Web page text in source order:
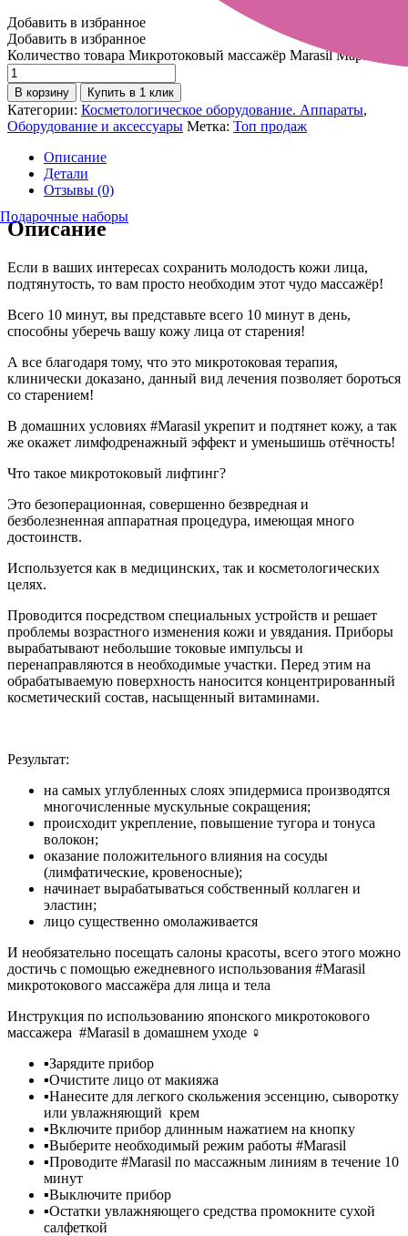
Подарочные наборы
Добавить в избранное
Добавить в избранное
Количество товара Микротоковый массажёр Marasil Марасил
В корзину Купить в 1 клик
Категории: Косметологическое оборудование. Аппараты,
Оборудование и аксессуары Метка: Топ продаж
Описание
Детали
Отзывы (0)
Описание
Если в ваших интересах сохранить молодость кожи лица,
подтянутость, то вам просто необходим этот чудо массажёр!
Всего 10 минут, вы представьте всего 10 минут в день,
способны уберечь вашу кожу лица от старения!
А все благодаря тому, что это микротоковая терапия,
клинически доказано, данный вид лечения позволяет бороться
со старением!
В домашних условиях #Marasil укрепит и подтянет кожу, а так
же окажет лимфодренажный эффект и уменьшишь отёчность!
Что такое микротоковый лифтинг?
Это безоперационная, совершенно безвредная и
безболезненная аппаратная процедура, имеющая много
достоинств.
Используется как в медицинских, так и косметологических
целях.
Проводится посредством специальных устройств и решает
проблемы возрастного изменения кожи и увядания. Приборы
вырабатывают небольшие токовые импульсы и
перенаправляются в необходимые участки. Перед этим на
обрабатываемую поверхность наносится концентрированный
косметический состав, насыщенный витаминами.
Результат:
на самых углубленных слоях эпидермиса производятся
многочисленные мускульные сокращения;
происходит укрепление, повышение тугора и тонуса
волокон;
оказание положительного влияния на сосуды
(лимфатические, кровеносные);
начинает вырабатываться собственный коллаген и
эластин;
лицо существенно омолаживается
И необязательно посещать салоны красоты, всего этого можно
достичь с помощью ежедневного использования #Marasil
микротокового массажёра для лица и тела
Инструкция по использованию японского микротокового
массажера #Marasil в домашнем уходе ‍♀️
▪️Зарядите прибор
▪️Очистите лицо от макияжа
▪️Нанесите для легкого скольжения эссенцию, сыворотку
или увлажняющий крем
▪️Включите прибор длинным нажатием на кнопку
▪️Выберите необходимый режим работы #Marasil
▪️Проводите #Marasil по массажным линиям в течение 10
минут
▪️Выключите прибор
▪️Остатки увлажняющего средства промокните сухой
салфеткой